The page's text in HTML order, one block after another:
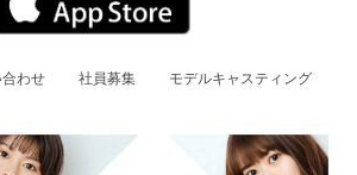
わせ 社員募集 モデルキャスティング